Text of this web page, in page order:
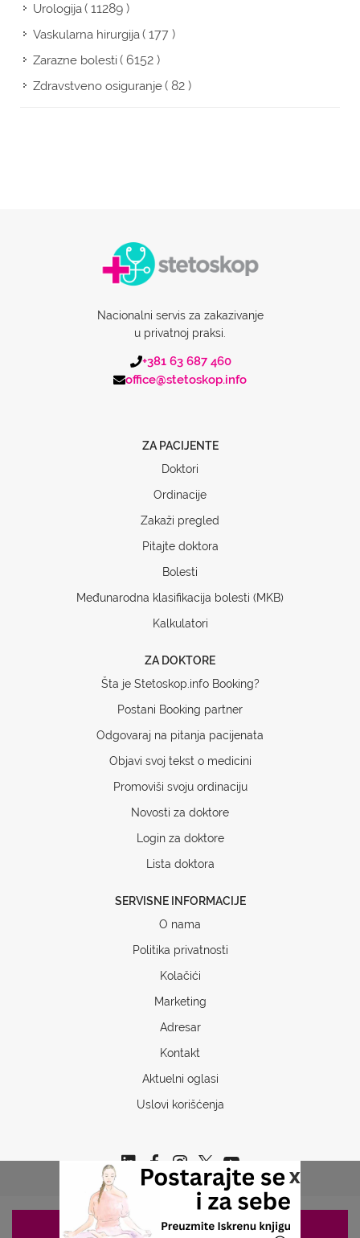
x
Urologija( 11289 )
Vaskularna hirurgija( 177 )
Zarazne bolesti( 6152 )
Zdravstveno osiguranje( 82 )
Nacionalni servis za zakazivanje
u privatnoj praksi.
+381 63 687 460
office@stetoskop.info
ZA PACIJENTE
Doktori
Ordinacije
Zakaži pregled
Pitajte doktora
Bolesti
Međunarodna klasifikacija bolesti (MKB)
Kalkulatori
ZA DOKTORE
Šta je Stetoskop.info Booking?
Postani Booking partner
Odgovaraj na pitanja pacijenata
Objavi svoj tekst o medicini
Promoviši svoju ordinaciju
Novosti za doktore
Login za doktore
Lista doktora
SERVISNE INFORMACIJE
O nama
Politika privatnosti
Kolačići
Marketing
Adresar
Kontakt
Aktuelni oglasi
Uslovi korišćenja
ZAKAZIVANJE 063/687-460